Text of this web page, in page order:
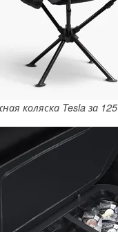
коляска Tesla за